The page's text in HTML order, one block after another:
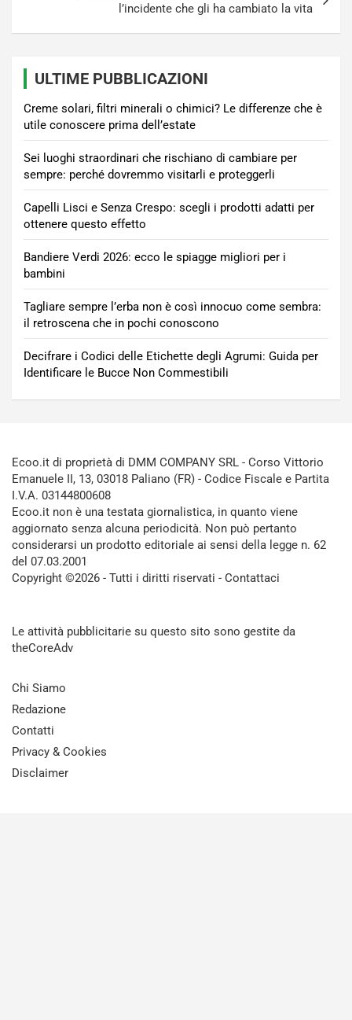
l’incidente che gli ha cambiato la vita
ULTIME PUBBLICAZIONI
Creme solari, filtri minerali o chimici? Le differenze che è
utile conoscere prima dell’estate
Sei luoghi straordinari che rischiano di cambiare per
sempre: perché dovremmo visitarli e proteggerli
Capelli Lisci e Senza Crespo: scegli i prodotti adatti per
ottenere questo effetto
Bandiere Verdi 2026: ecco le spiagge migliori per i
bambini
Tagliare sempre l’erba non è così innocuo come sembra:
il retroscena che in pochi conoscono
Decifrare i Codici delle Etichette degli Agrumi: Guida per
Identificare le Bucce Non Commestibili
Ecoo.it di proprietà di DMM COMPANY SRL - Corso Vittorio
Emanuele II, 13, 03018 Paliano (FR) - Codice Fiscale e Partita
I.V.A. 03144800608
Ecoo.it non è una testata giornalistica, in quanto viene
aggiornato senza alcuna periodicità. Non può pertanto
considerarsi un prodotto editoriale ai sensi della legge n. 62
del 07.03.2001
Copyright ©2026 - Tutti i diritti riservati - Contattaci
Le attività pubblicitarie su questo sito sono gestite da
theCoreAdv
Chi Siamo
Redazione
Contatti
Privacy & Cookies
Disclaimer